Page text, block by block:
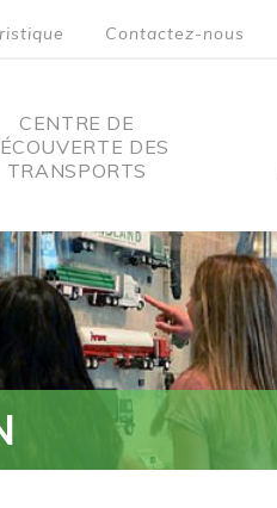
Contactez-nous
CENTRE DE
DES
TRANSPORTS